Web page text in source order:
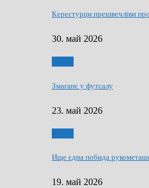
Керестурци прешвечлїви
30. май 2026
Змаганє у футсалу
23. май 2026
Ище єдна побида
19. май 2026